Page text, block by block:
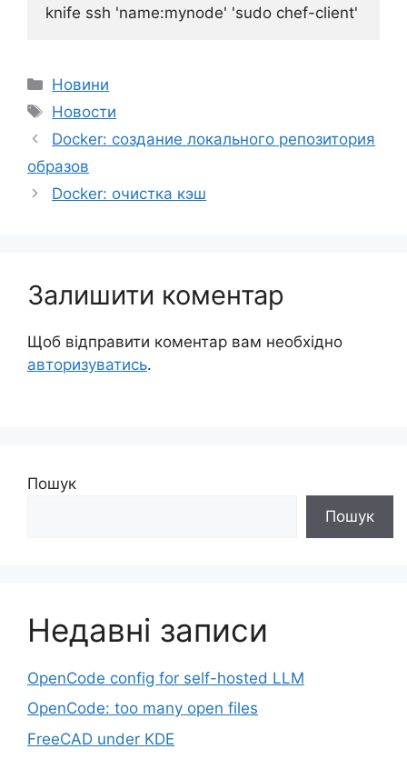
Категорії
Новини
Позначки
Новости
Docker: создание локального репозитория
образов
Docker: очистка кэш
Залишити коментар
Щоб відправити коментар вам необхідно
авторизуватись.
Пошук
Пошук
Недавні записи
OpenCode config for self-hosted LLM
OpenCode: too many open files
FreeCAD under KDE